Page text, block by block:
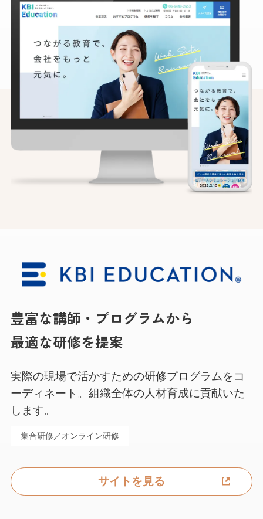
豊富な講師・プログラムから
最適な研修を提案
実際の現場で活かすための研修プログラムをコ
ーディネート。 組織全体の人材育成に貢献いた
します。
集合研修／オンライン研修
サイトを見る